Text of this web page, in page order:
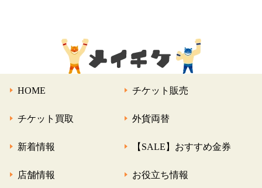
HOME チケット販売
チケット買取 外貨両替
新着情報 【SALE】おすすめ金券
店舗情報 お役立ち情報